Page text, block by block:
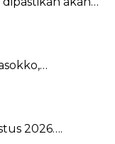
2026….